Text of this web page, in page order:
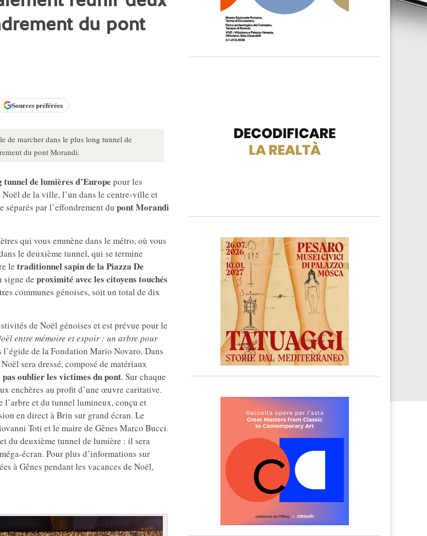
du pont
Sources préférées
de marcher dans le plus long tunnel de
du pont Morandi.
tunnel de lumières d’Europe pour les
de la ville, l’un dans le centre-ville et
par l’effondrement du pont Morandi
qui vous emmène dans le métro, où vous
le deuxième tunnel, qui se termine
le traditionnel sapin de la Piazza De
signe de proximité avec les citoyens touchés
communes génoises, soit un total de dix
de Noël génoises et est prévue pour le
entre mémoire et espoir : un arbre pour
l’égide de la Fondation Mario Novaro. Dans
sera dressé, composé de matériaux
oublier les victimes du pont. Sur chaque
enchères au profit d’une œuvre caritative.
et du tunnel lumineux, conçu et
en direct à Brin sur grand écran. Le
Toti et le maire de Gênes Marco Bucci.
du deuxième tunnel de lumière : il sera
écran. Pour plus d’informations sur
à Gênes pendant les vacances de Noël,